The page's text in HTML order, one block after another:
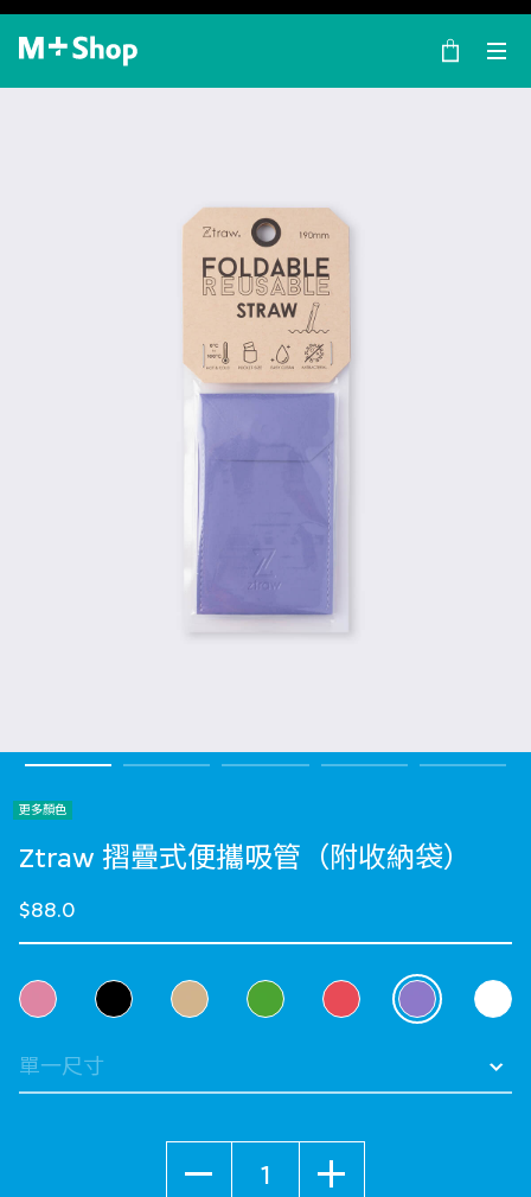
×
M+ Shop
更多顏色
Ztraw 摺疊式便攜吸管（附收納袋）
$88.0
選擇 顏色
selected